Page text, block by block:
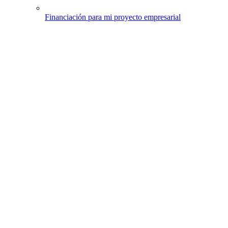
Financiación para mi proyecto empresarial